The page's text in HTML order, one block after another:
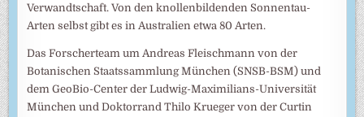
Verwandtschaft. Von den knollenbildenden Sonnentau-
Arten selbst gibt es in Australien etwa 80 Arten.
Das Forscherteam um Andreas Fleischmann von der
Botanischen Staatssammlung München (SNSB-BSM) und
dem GeoBio-Center der Ludwig-Maximilians-Universität
München und Doktorrand Thilo Krueger von der Curtin